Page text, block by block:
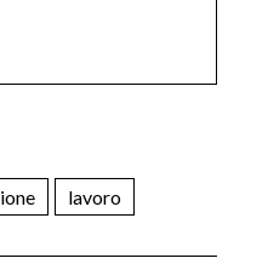
lavoro